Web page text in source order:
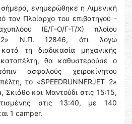
ενημερώθηκε η Λιμενική
τον Πλοίαρχο του επιβατηγού -
(Ε/Γ-Ο/Γ-Τ/Χ) πλοίου
2» Ν.Π. 12846, ότι λόγω
τη διαδικασία μηχανικής
θα καθυστερούσε ο
ασφαλούς χειροκίνητου
το «SPEEDRUNNERJET 2»
και Μαντούδι στις 15:15,
στις 13:40, με 140
1 camper.